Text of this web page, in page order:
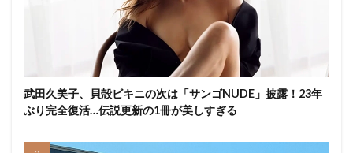
武田久美子、貝殻ビキニの次は「サンゴNUDE」披露！23年
ぶり完全復活…伝説更新の1冊が美しすぎる